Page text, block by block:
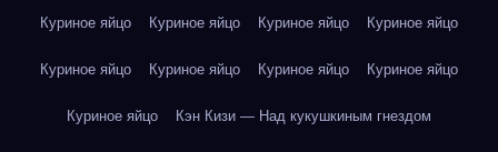
Куриное яйцо Куриное яйцо Куриное яйцо Куриное яйцо
Куриное яйцо Куриное яйцо Куриное яйцо Куриное яйцо
Куриное яйцо Кэн Кизи — Над кукушкиным гнездом